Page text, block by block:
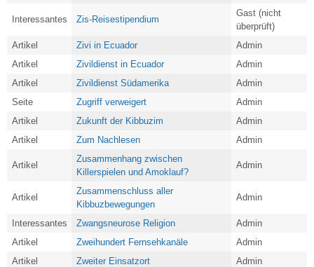
Interessantes Zis-Reisestipendium
Gast (nicht
überprüft)
Artikel
Zivi in Ecuador
Admin
Artikel
Zivildienst in Ecuador
Admin
Artikel
Zivildienst Südamerika
Admin
Seite
Zugriff verweigert
Admin
Artikel
Zukunft der Kibbuzim
Admin
Artikel
Zum Nachlesen Admin
Artikel
Zusammenhang zwischen
Killerspielen und Amoklauf?
Admin
Artikel
Zusammenschluss aller
Kibbuzbewegungen
Admin
Interessantes Zwangsneurose Religion
Admin
Artikel
Zweihundert Fernsehkanäle
Admin
Artikel
Zweiter Einsatzort Admin